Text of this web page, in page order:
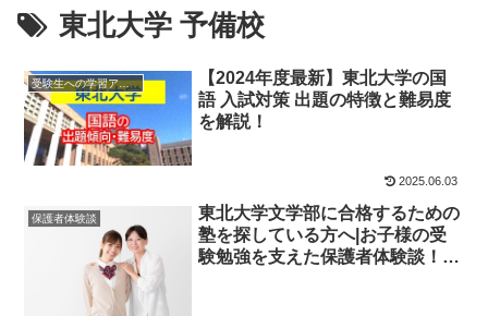
東北大学 予備校
受験生への学習アドバイス
【2024年度最新】東北大学の国
語 入試対策 出題の特徴と難易度
を解説！
2025.06.03
保護者体験談
東北大学文学部に合格するための
塾を探している方へ|お子様の受
験勉強を支えた保護者体験談！大